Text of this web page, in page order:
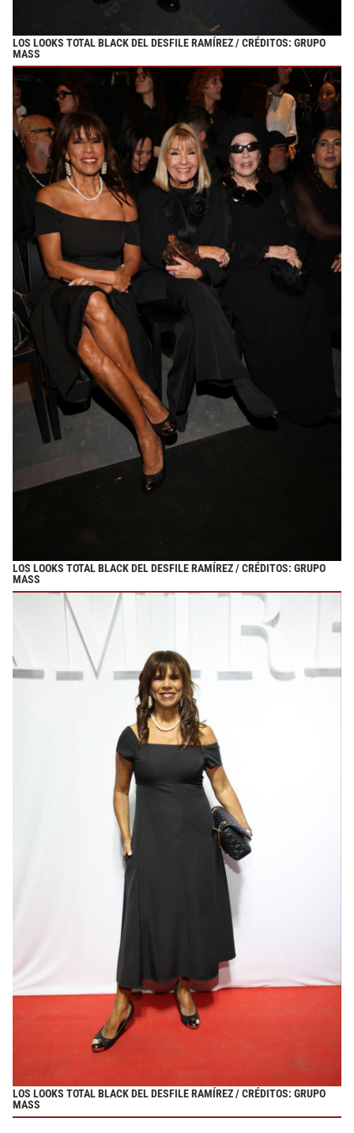
LOS LOOKS TOTAL BLACK DEL DESFILE RAMÍREZ / CRÉDITOS: GRUPO
MASS
LOS LOOKS TOTAL BLACK DEL DESFILE RAMÍREZ / CRÉDITOS: GRUPO
MASS
LOS LOOKS TOTAL BLACK DEL DESFILE RAMÍREZ / CRÉDITOS: GRUPO
MASS